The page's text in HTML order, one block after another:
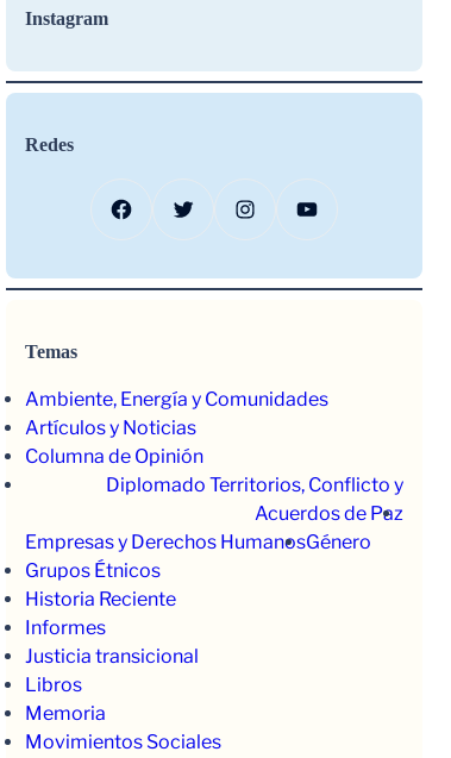
Instagram
Redes
Facebook Twitter Instagram YouTube
Temas
Ambiente, Energía y Comunidades
Artículos y Noticias
Columna de Opinión
Diplomado Territorios, Conflicto y
Acuerdos de Paz
Empresas y Derechos HumanosGénero
Grupos Étnicos
Historia Reciente
Informes
Justicia transicional
Libros
Memoria
Movimientos Sociales